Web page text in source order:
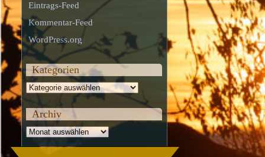
Eintrags-Feed
Kommentar-Feed
WordPress.org
Kategorien
Kategorien
Archiv
Archiv